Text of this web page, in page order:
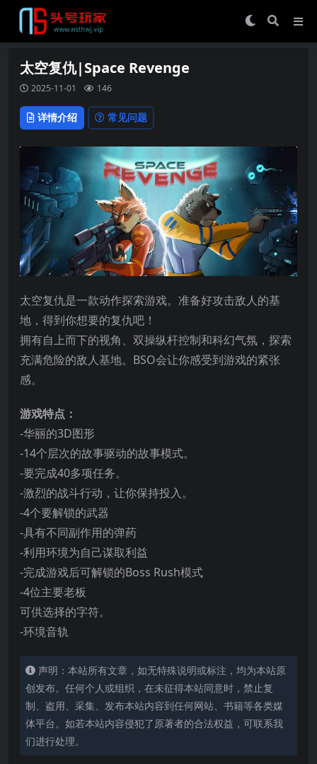
太空复仇|Space Revenge
2025-11-01 146
详情介绍 常见问题
太空复仇是一款动作探索游戏。准备好攻击敌人的基
地，得到你想要的复仇吧！
拥有自上而下的视角、双操纵杆控制和科幻气氛，探索
充满危险的敌人基地。BSO会让你感受到游戏的紧张
感。
游戏特点：
-华丽的3D图形
-14个层次的故事驱动的故事模式。
-要完成40多项任务。
-激烈的战斗行动，让你保持投入。
-4个要解锁的武器
-具有不同副作用的弹药
-利用环境为自己谋取利益
-完成游戏后可解锁的Boss Rush模式
-4位主要老板
可供选择的字符。
-环境音轨
声明：本站所有文章，如无特殊说明或标注，均为本站原
创发布。任何个人或组织，在未征得本站同意时，禁止复
制、盗用、采集、发布本站内容到任何网站、书籍等各类媒
体平台。如若本站内容侵犯了原著者的合法权益，可联系我
们进行处理。